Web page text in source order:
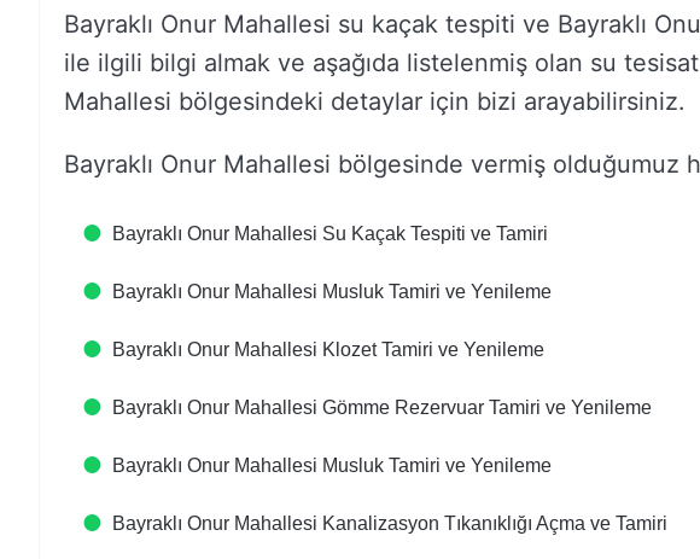
Bayraklı Onur Mahallesi su kaçak tespiti ve Bayraklı
ile ilgili bilgi almak ve aşağıda listelenmiş olan su
Mahallesi bölgesindeki detaylar için bizi arayabilirsiniz.
Bayraklı Onur Mahallesi bölgesinde vermiş olduğumuz
Bayraklı Onur Mahallesi Su Kaçak Tespiti ve Tamiri
Bayraklı Onur Mahallesi Musluk Tamiri ve Yenileme
Bayraklı Onur Mahallesi Klozet Tamiri ve Yenileme
Bayraklı Onur Mahallesi Gömme Rezervuar Tamiri ve Yenileme
Bayraklı Onur Mahallesi Musluk Tamiri ve Yenileme
Bayraklı Onur Mahallesi Kanalizasyon Tıkanıklığı Açma ve Tamiri